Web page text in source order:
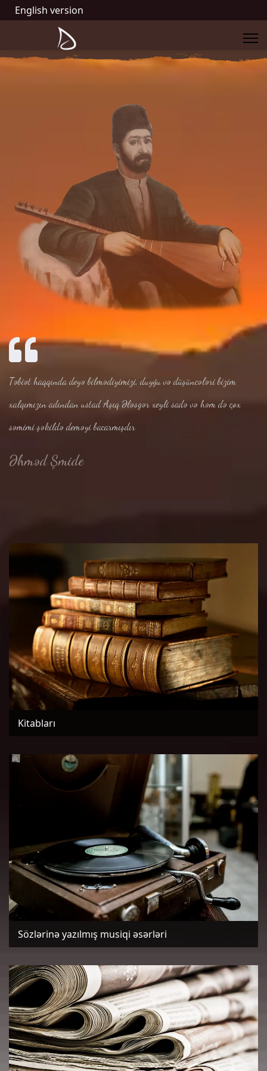
English version
Təbiət haqqında deyə bilmədiyimizi, duyğu və düşüncələri bizim
xalqımızın adından ustad Aşıq Ələsgər xeyli sadə və həm də çox
səmimi şəkildə deməyi bacarmışdır
Əhməd Şmide
Kitabları
Sözlərinə yazılmış musiqi əsərləri